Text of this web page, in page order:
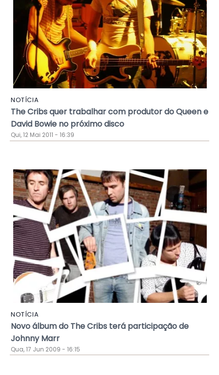
NOTÍCIA
The Cribs quer trabalhar com produtor do Queen e
David Bowie no próximo disco
Qui, 12 Mai 2011 - 16:39
NOTÍCIA
Novo álbum do The Cribs terá participação de
Johnny Marr
Qua, 17 Jun 2009 - 16:15